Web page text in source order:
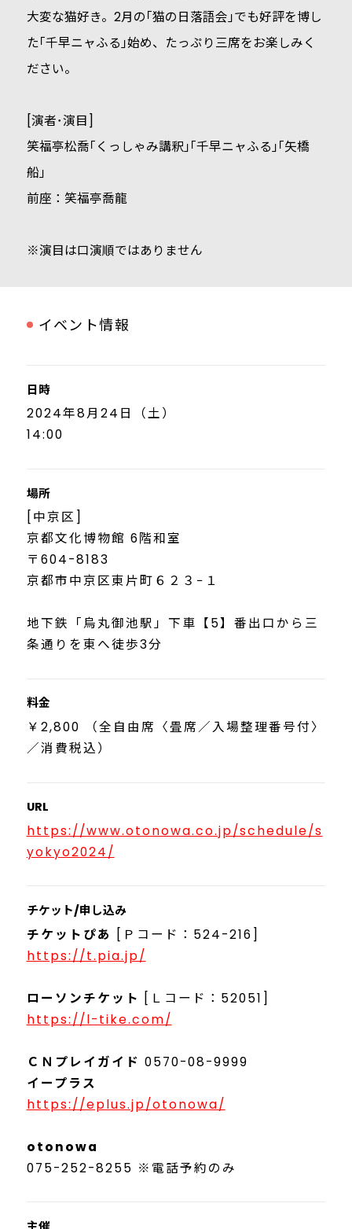
大変な猫好き。2月の｢猫の日落語会｣でも好評を博し
た｢千早ニャふる｣始め、たっぷり三席をお楽しみく
ださい。
[演者･演目]
笑福亭松喬｢くっしゃみ講釈｣｢千早ニャふる｣｢矢橋
船｣
前座：笑福亭喬龍
※演目は口演順ではありません
イベント情報
日時
2024年8月24日（土）
14:00
場所
[中京区]
京都文化博物館 6階和室
〒604-8183
京都市中京区東片町６２３−１
地下鉄「烏丸御池駅」下車【5】番出口から三
条通りを東へ徒歩3分
料金
￥2,800 （全自由席〈畳席／入場整理番号付〉
／消費税込）
URL
https://www.otonowa.co.jp/schedule/s
yokyo2024/
チケット/申し込み
チケットぴあ
[Ｐコード：524-216]
https://t.pia.jp/
ローソンチケット [Ｌコード：52051]
https://l-tike.com/
ＣＮプレイガイド 0570-08-9999
イープラス
https://eplus.jp/otonowa/
otonowa
075-252-8255 ※電話予約のみ